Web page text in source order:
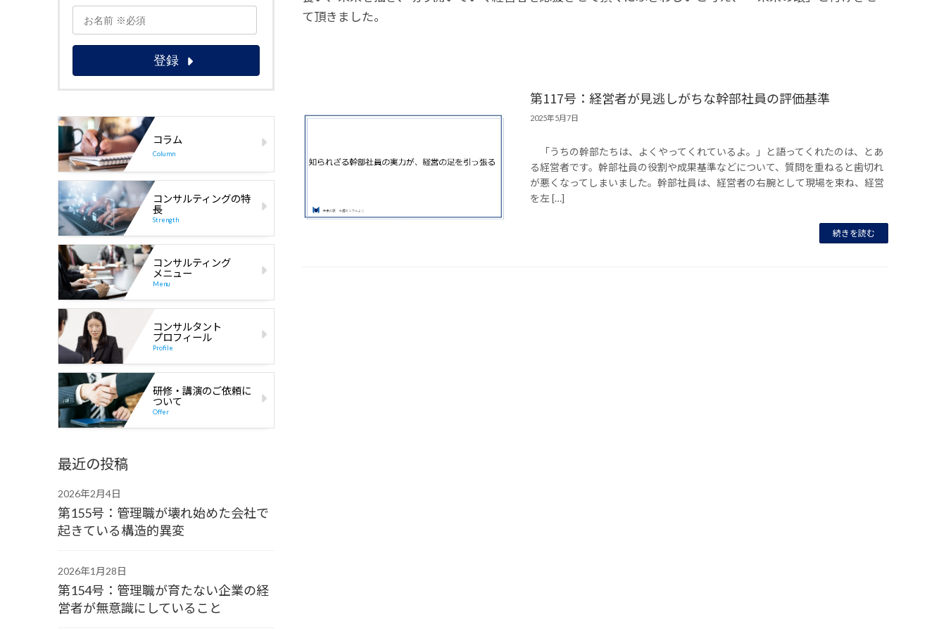
て頂きました。
第117号：経営者が見逃しがちな幹部社員の評価基準
2025年5月7日
「うちの幹部たちは、よくやってくれているよ。」と語ってくれたのは、とあ
る経営者です。幹部社員の役割や成果基準などについて、質問を重ねると歯切れ
が悪くなってしまいました。幹部社員は、経営者の右腕として現場を束ね、経営
を左 […]
続きを読む
コラム
Column
コンサルティングの特
長
Strength
コンサルティング
メニュー
Menu
コンサルタント
プロフィール
Profile
研修・講演のご依頼に
ついて
Offer
最近の投稿
2026年2月4日
第155号：管理職が壊れ始めた会社で
起きている構造的異変
2026年1月28日
第154号：管理職が育たない企業の経
営者が無意識にしていること